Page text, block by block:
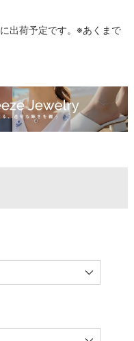
に出荷予定です。※あくまで